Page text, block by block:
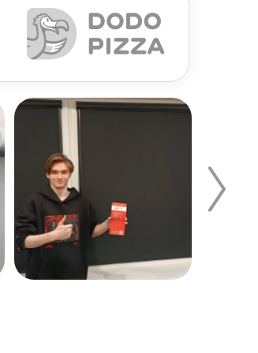
выступающий
при таком монтаже должна
Такой монтаж является